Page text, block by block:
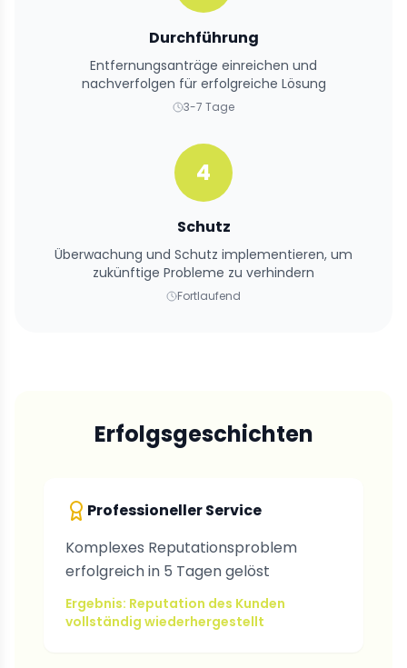
Durchführung
Entfernungsanträge einreichen und
nachverfolgen für erfolgreiche Lösung
3-7 Tage
4
Schutz
Überwachung und Schutz implementieren, um
zukünftige Probleme zu verhindern
Fortlaufend
Erfolgsgeschichten
Professioneller Service
Komplexes Reputationsproblem
erfolgreich in 5 Tagen gelöst
Ergebnis: Reputation des Kunden
vollständig wiederhergestellt